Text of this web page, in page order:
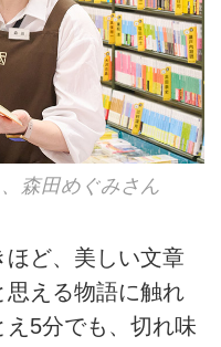
森田めぐみさん
ほど、美しい文章
える物語に触れ
5分でも、切れ味